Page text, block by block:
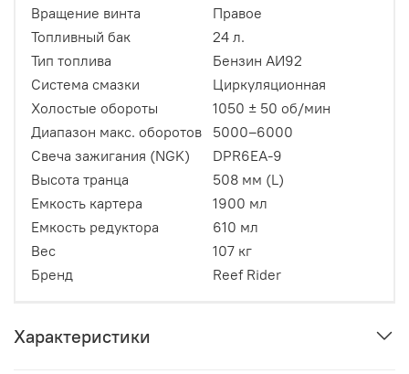
Вращение винта
Правое
Топливный бак
24 л.
Тип топлива
Бензин АИ92
Система смазки
Циркуляционная
Холостые обороты
1050 ± 50 об/мин
Диапазон макс. оборотов
5000–6000
Свеча зажигания (NGK)
DPR6EA-9
Высота транца
508 мм (L)
Емкость картера
1900 мл
Емкость редуктора
610 мл
Вес
107 кг
Бренд
Reef Rider
Характеристики